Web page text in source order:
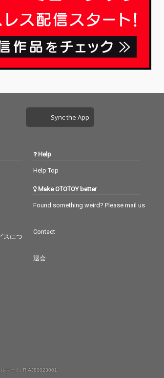
Sync the App
スにつ
Help
Help Top
Make OTOTOY better
Found something weird? Please mail us
Contact
退会
マーク: RIAJ80023001